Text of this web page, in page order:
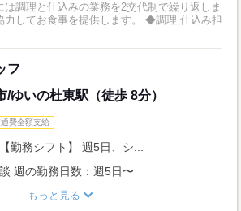
は調理と仕込みの業務を2交代制で繰り返しま
食事を提供します。 ◆調理 仕込み担
フ
/ゆいの杜東駅（徒歩 8分）
費全額支給
勤務シフト】 週5日、シ...
週の勤務日数：週5日〜
もっと見る